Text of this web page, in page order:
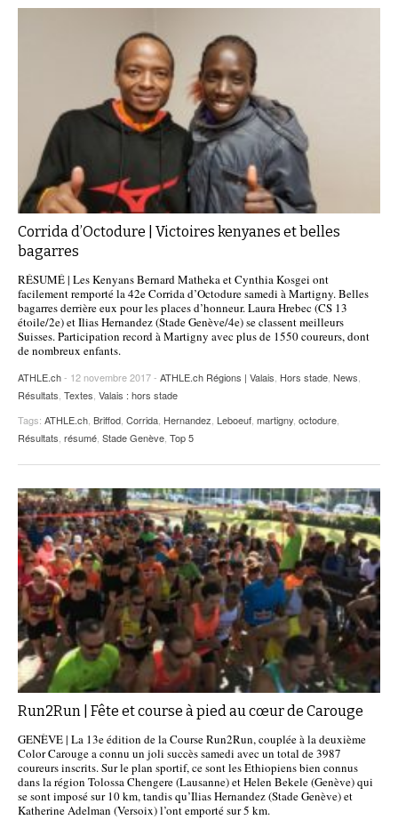
Corrida d’Octodure | Victoires kenyanes et belles
bagarres
RÉSUMÉ | Les Kenyans Bernard Matheka et Cynthia Kosgei ont
facilement remporté la 42e Corrida d’Octodure samedi à Martigny. Belles
bagarres derrière eux pour les places d’honneur. Laura Hrebec (CS 13
étoile/2e) et Ilias Hernandez (Stade Genève/4e) se classent meilleurs
Suisses. Participation record à Martigny avec plus de 1550 coureurs, dont
de nombreux enfants.
ATHLE.ch- 12 novembre 2017 - ATHLE.ch Régions | Valais Hors stade News
Résultats Textes Valais : hors stade
Tags: ATHLE.ch Briffod Corrida Hernandez Leboeuf martigny octodure
Résultats résumé Stade Genève Top 5
Run2Run | Fête et course à pied au cœur de Carouge
GENÈVE | La 13e édition de la Course Run2Run, couplée à la deuxième
Color Carouge a connu un joli succès samedi avec un total de 3987
coureurs inscrits. Sur le plan sportif, ce sont les Ethiopiens bien connus
dans la région Tolossa Chengere (Lausanne) et Helen Bekele (Genève) qui
se sont imposé sur 10 km, tandis qu’Ilias Hernandez (Stade Genève) et
Katherine Adelman (Versoix) l’ont emporté sur 5 km.